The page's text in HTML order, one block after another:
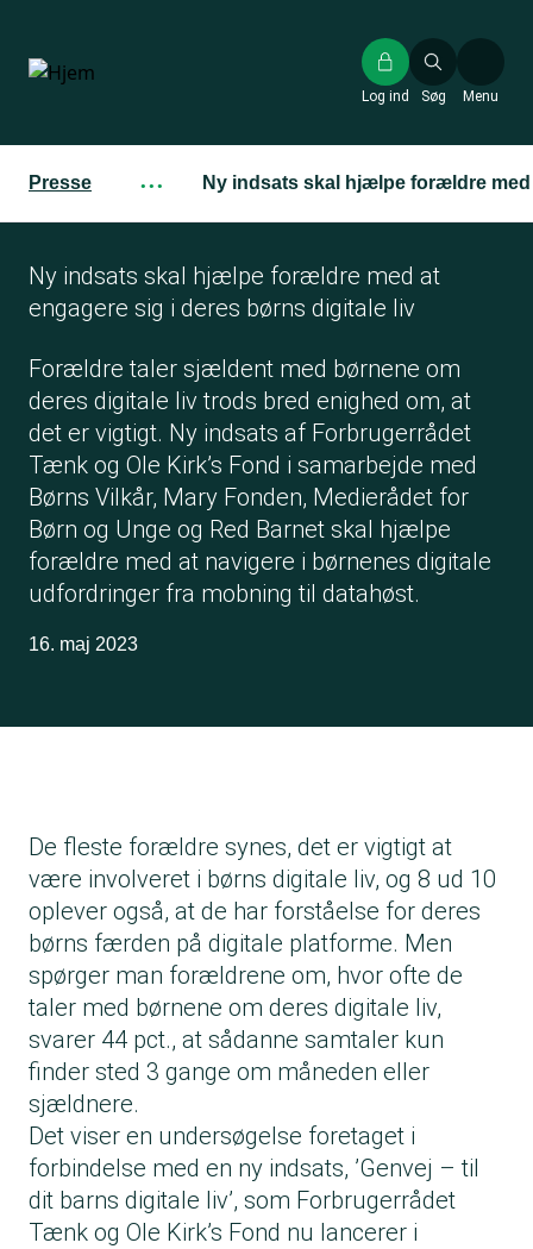
hovedindhold
Søg
Log ind Menu
Presse ··· Ny indsats skal hjælpe forældre
Ny indsats skal hjælpe forældre med at
engagere sig i deres børns digitale liv
Forældre taler sjældent med børnene om
deres digitale liv trods bred enighed om, at
det er vigtigt. Ny indsats af Forbrugerrådet
Tænk og Ole Kirk’s Fond i samarbejde med
Børns Vilkår, Mary Fonden, Medierådet for
Børn og Unge og Red Barnet skal hjælpe
forældre med at navigere i børnenes digitale
udfordringer fra mobning til datahøst.
16. maj 2023
De fleste forældre synes, det er vigtigt at
være involveret i børns digitale liv, og 8 ud 10
oplever også, at de har forståelse for deres
børns færden på digitale platforme. Men
spørger man forældrene om, hvor ofte de
taler med børnene om deres digitale liv,
svarer 44 pct., at sådanne samtaler kun
finder sted 3 gange om måneden eller
sjældnere.
Det viser en undersøgelse foretaget i
forbindelse med en ny indsats, ’Genvej – til
dit barns digitale liv’, som Forbrugerrådet
Tænk og Ole Kirk’s Fond nu lancerer i